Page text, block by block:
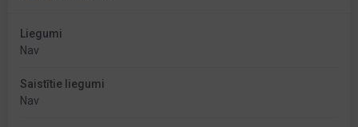
Liegumi
Nav
Saistītie liegumi
Nav